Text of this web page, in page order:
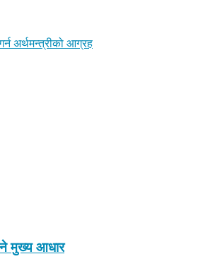
अर्थमन्त्रीको आग्रह
मुख्य आधार